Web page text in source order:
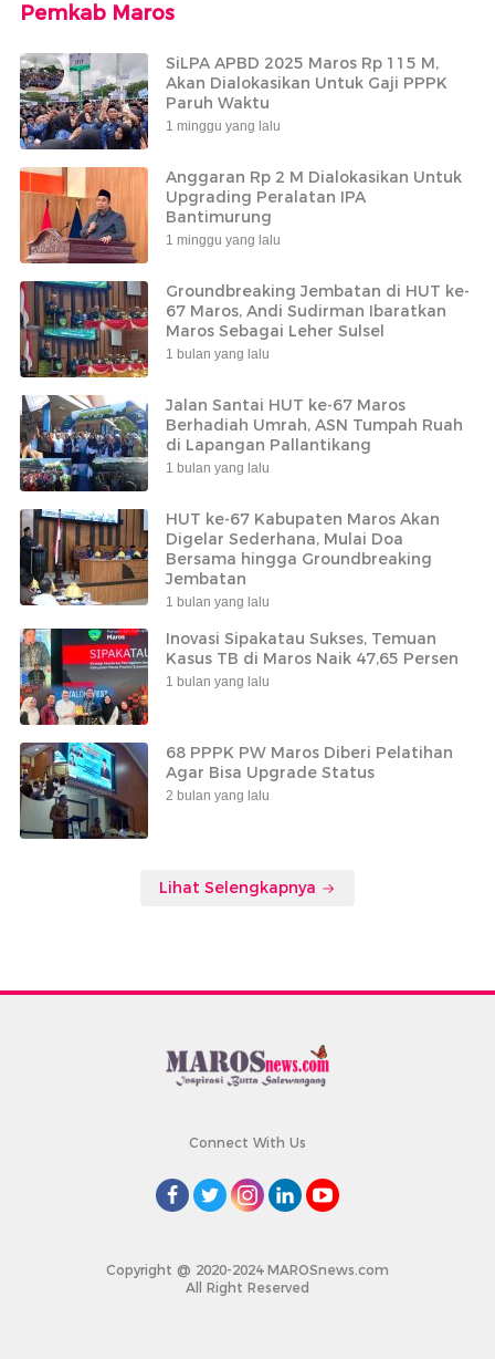
Pemkab Maros
SiLPA APBD 2025 Maros Rp 115 M,
Akan Dialokasikan Untuk Gaji PPPK
Paruh Waktu
1 minggu yang lalu
Anggaran Rp 2 M Dialokasikan Untuk
Upgrading Peralatan IPA
Bantimurung
1 minggu yang lalu
Groundbreaking Jembatan di HUT ke-
67 Maros, Andi Sudirman Ibaratkan
Maros Sebagai Leher Sulsel
1 bulan yang lalu
Jalan Santai HUT ke-67 Maros
Berhadiah Umrah, ASN Tumpah Ruah
di Lapangan Pallantikang
1 bulan yang lalu
HUT ke-67 Kabupaten Maros Akan
Digelar Sederhana, Mulai Doa
Bersama hingga Groundbreaking
Jembatan
1 bulan yang lalu
Inovasi Sipakatau Sukses, Temuan
Kasus TB di Maros Naik 47,65 Persen
1 bulan yang lalu
68 PPPK PW Maros Diberi Pelatihan
Agar Bisa Upgrade Status
2 bulan yang lalu
Lihat Selengkapnya
Connect With Us
Copyright @ 2020-2024 MAROSnews.com
All Right Reserved